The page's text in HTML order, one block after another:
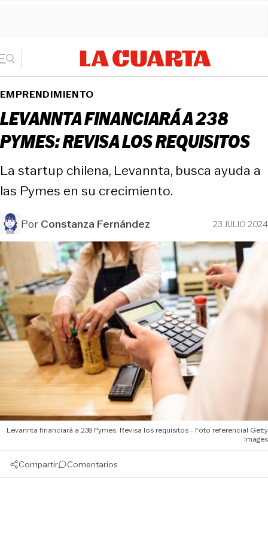
EMPRENDIMIENTO
LEVANNTA FINANCIARÁ A 238
PYMES: REVISA LOS REQUISITOS
La startup chilena, Levannta, busca ayuda a
las Pymes en su crecimiento.
PorConstanza Fernández 23 JULIO 2024
Levannta financiará a 238 Pymes: Revisa los requisitos - Foto referencial Getty
Images
Compartir Comentarios